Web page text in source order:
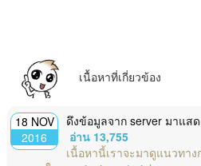
เนื้อหาที่เกี่ยวข้อง
18 NOV
2016
ดึงข้อมูลจาก server มาแส
อ่าน 13,755
เนื้อหานี้เราจะมาดูแนวทา